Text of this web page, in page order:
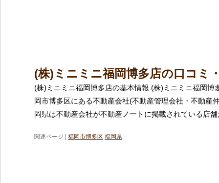
(株)ミニミニ福岡博多店の口コミ
(株)ミニミニ福岡博多店の基本情報 (株)ミニミニ福岡博
岡市博多区にある不動産会社(不動産管理会社・不動産
岡県は不動産会社が不動産ノートに掲載されている店
関連ページ | 福岡市博多区 福岡県